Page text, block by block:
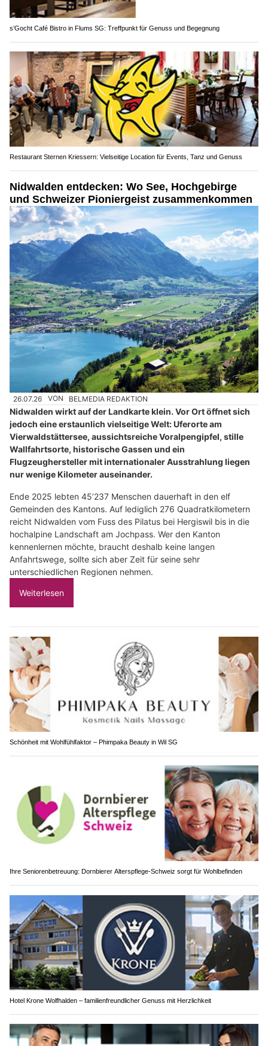
s’Gocht Café Bistro in Flums SG: Treffpunkt für Genuss und Begegnung
Restaurant Sternen Kriessern: Vielseitige Location für Events, Tanz und Genuss
Nidwalden entdecken: Wo See, Hochgebirge
und Schweizer Pioniergeist zusammenkommen
26.07.26 VON BELMEDIA REDAKTION
Nidwalden wirkt auf der Landkarte klein. Vor Ort öffnet sich
jedoch eine erstaunlich vielseitige Welt: Uferorte am
Vierwaldstättersee, aussichtsreiche Voralpengipfel, stille
Wallfahrtsorte, historische Gassen und ein
Flugzeughersteller mit internationaler Ausstrahlung liegen
nur wenige Kilometer auseinander.
Ende 2025 lebten 45’237 Menschen dauerhaft in den elf
Gemeinden des Kantons. Auf lediglich 276 Quadratkilometern
reicht Nidwalden vom Fuss des Pilatus bei Hergiswil bis in die
hochalpine Landschaft am Jochpass. Wer den Kanton
kennenlernen möchte, braucht deshalb keine langen
Anfahrtswege, sollte sich aber Zeit für seine sehr
unterschiedlichen Regionen nehmen.
Weiterlesen
Schönheit mit Wohlfühlfaktor – Phimpaka Beauty in Wil SG
Ihre Seniorenbetreuung: Dornbierer Alterspflege-Schweiz sorgt für Wohlbefinden
Hotel Krone Wolfhalden – familienfreundlicher Genuss mit Herzlichkeit